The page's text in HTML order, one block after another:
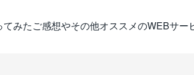
てみたご感想やその他オススメのWEBサー